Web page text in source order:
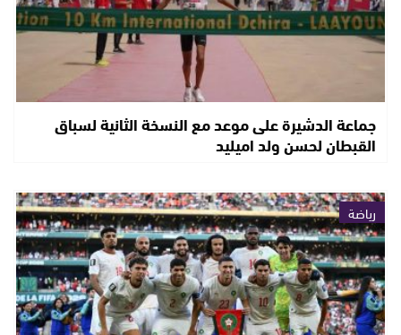
جماعة الدشيرة على موعد مع النسخة الثانية لسباق
القبطان لحسن ولد اميليد
رياضة